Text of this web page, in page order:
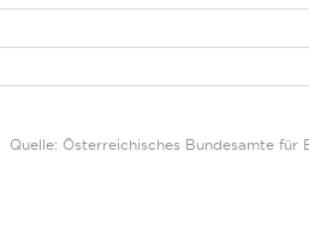
Quelle: Österreichisches Bundesamte für